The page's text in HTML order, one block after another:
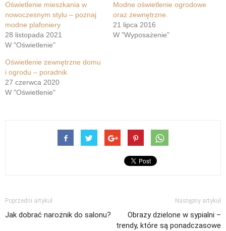
Oświetlenie mieszkania w
nowoczesnym stylu – poznaj
modne plafoniery
28 listopada 2021
W "Oświetlenie"
Modne oświetlenie ogrodowe
oraz zewnętrzne.
21 lipca 2016
W "Wyposażenie"
Oświetlenie zewnętrzne domu
i ogrodu – poradnik
27 czerwca 2020
W "Oświetlenie"
Poprzedni artykuł
Jak dobrać narożnik do salonu?
Następny artykuł
Obrazy dzielone w sypialni –
trendy, które są ponadczasowe